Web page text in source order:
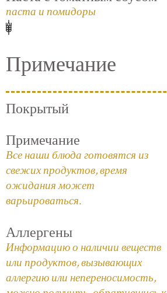
паста и помидоры
Примечание
Покрытый
Примечание
Все наши блюда готовятся из
свежих продуктов, время
ожидания может
варьироваться.
Аллергены
Информацию о наличии веществ
или продуктов, вызывающих
аллергию или непереносимость,